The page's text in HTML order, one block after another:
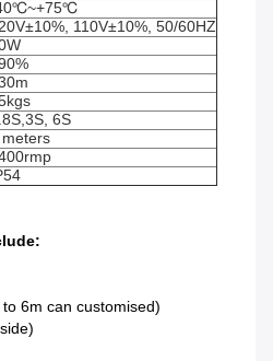
110V±10%, 50/60HZ
6S
6m can customised)